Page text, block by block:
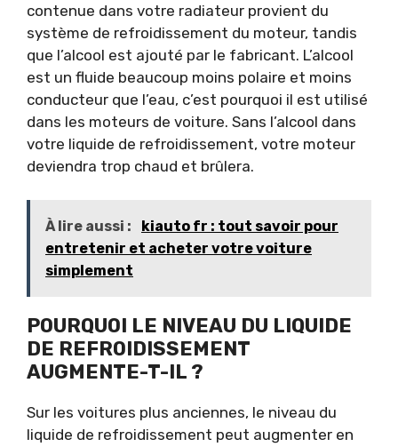
contenue dans votre radiateur provient du
système de refroidissement du moteur, tandis
que l’alcool est ajouté par le fabricant. L’alcool
est un fluide beaucoup moins polaire et moins
conducteur que l’eau, c’est pourquoi il est utilisé
dans les moteurs de voiture. Sans l’alcool dans
votre liquide de refroidissement, votre moteur
deviendra trop chaud et brûlera.
À lire aussi :
kiauto fr : tout savoir pour
entretenir et acheter votre voiture
simplement
POURQUOI LE NIVEAU DU LIQUIDE
DE REFROIDISSEMENT
AUGMENTE-T-IL ?
Sur les voitures plus anciennes, le niveau du
liquide de refroidissement peut augmenter en